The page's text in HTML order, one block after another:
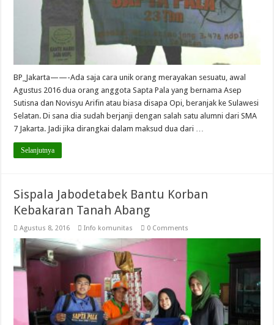
BP_Jakarta——-Ada saja cara unik orang merayakan sesuatu, awal
Agustus 2016 dua orang anggota Sapta Pala yang bernama Asep
Sutisna dan Novisyu Arifin atau biasa disapa Opi, beranjak ke Sulawesi
Selatan. Di sana dia sudah berjanji dengan salah satu alumni dari SMA
7 Jakarta. Jadi jika dirangkai dalam maksud dua dari …
Selanjutnya
Sispala Jabodetabek Bantu Korban
Kebakaran Tanah Abang
Agustus 8, 2016 Info komunitas 0 Comments